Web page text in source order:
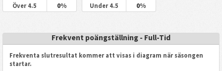
Över 4.5 0% Under 4.5 0%
Frekvent poängställning - Full-Tid
Frekventa slutresultat kommer att visas i diagram när säsongen
startar.